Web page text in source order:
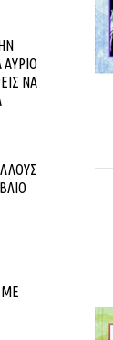
ΝΑ
ΜΕ